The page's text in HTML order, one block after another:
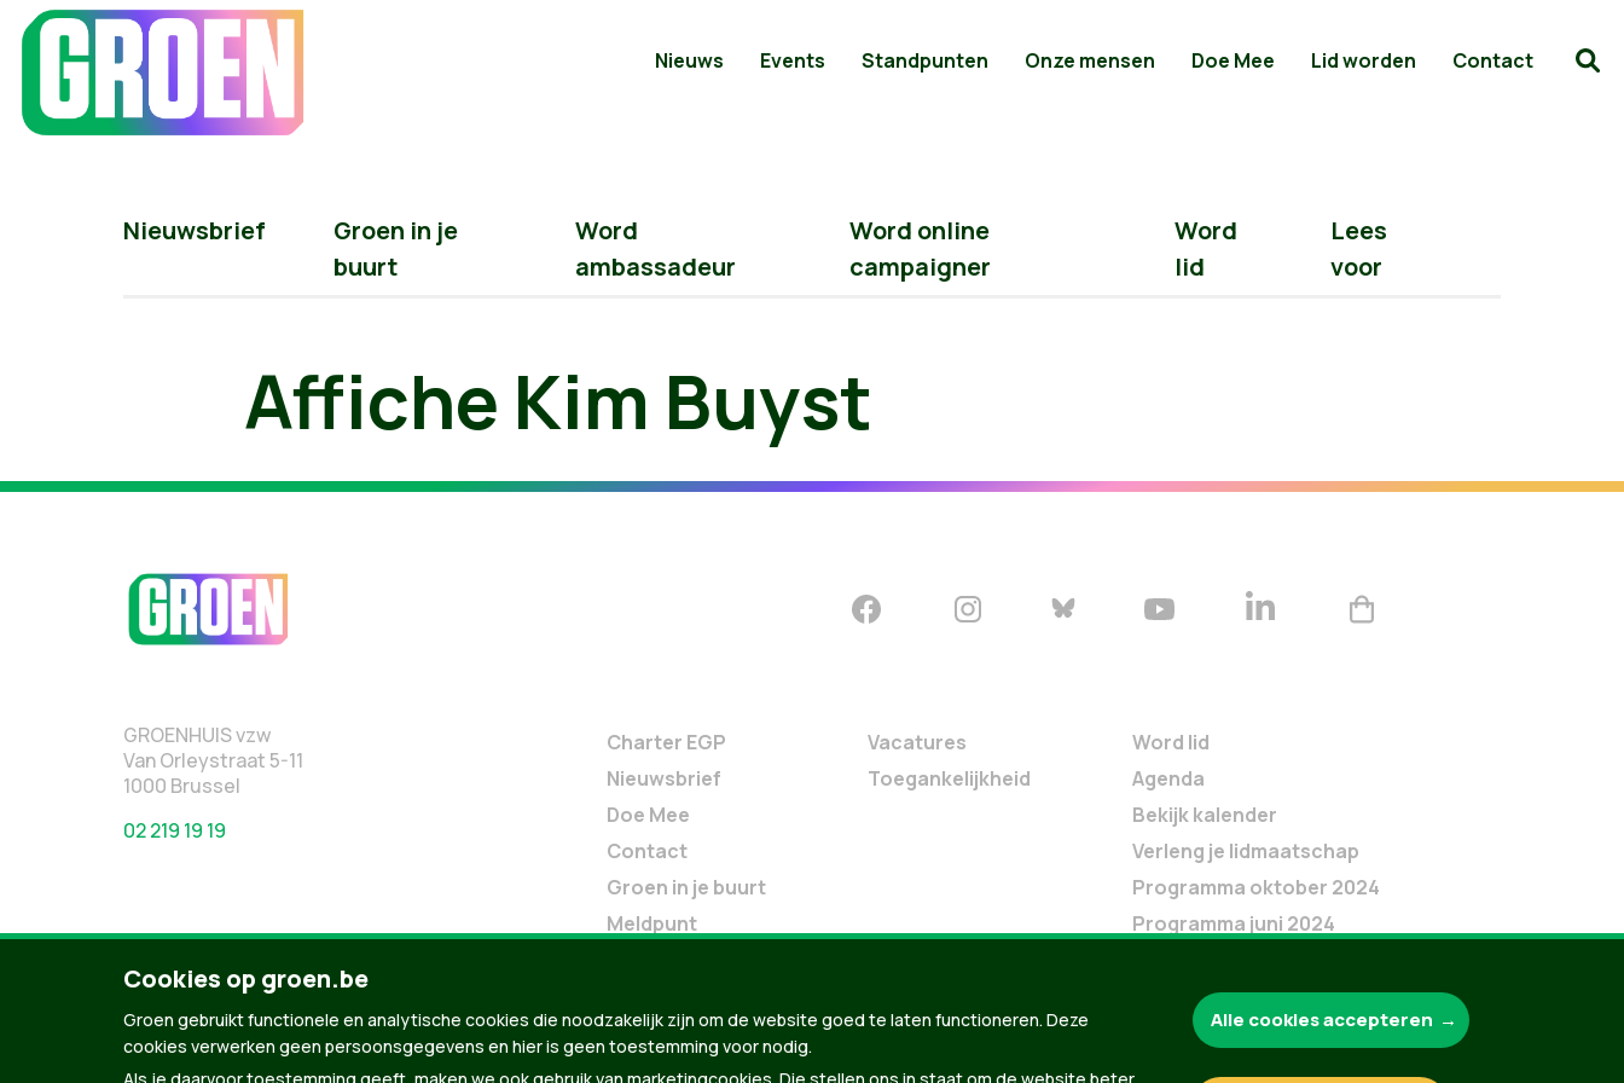
Nieuws Events Standpunten Onze mensen Doe Mee Lid worden Contact
Nieuwsbrief
Groen in je
buurt
Word
ambassadeur
Word online
campaigner
Word
lid
Lees
voor
Affiche Kim Buyst
GROENHUIS vzw
Van Orleystraat 5-11
1000 Brussel
02 219 19 19
Charter EGP
Nieuwsbrief
Doe Mee
Contact
Groen in je buurt
Meldpunt
Vacatures
Toegankelijkheid
Word lid
Agenda
Bekijk kalender
Verleng je lidmaatschap
Programma oktober 2024
Programma juni 2024
Webshop
© Copyright Groen 2026 | Gemaakt met NationBuilder
Cookies op groen.be
Groen gebruikt functionele en analytische cookies die noodzakelijk zijn om de website goed te laten functioneren. Deze
cookies verwerken geen persoonsgegevens en hier is geen toestemming voor nodig.
Alle cookies accepteren